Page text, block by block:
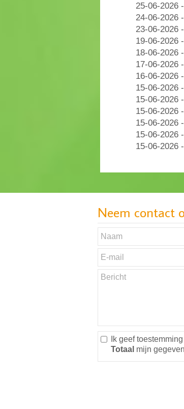
25-06-2026 -
24-06-2026 -
23-06-2026 -
19-06-2026 -
18-06-2026 -
17-06-2026 -
16-06-2026 -
15-06-2026 -
15-06-2026 -
15-06-2026 -
15-06-2026 -
15-06-2026 -
15-06-2026 -
Neem contact
Ik geef
Totaal mijn